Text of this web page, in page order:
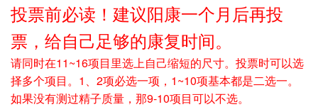
投票前必读！建议阳康一个月后再投
票，给自己足够的康复时间。
请同时在11~16项目里选上自己缩短的尺寸。 投票时可以选
择多个项目。1、2项必选一项， 1~10项基本都是二选一。
如果没有测过精子质量，那9-10项目可以不选。